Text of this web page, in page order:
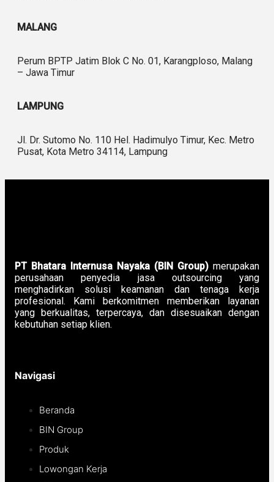
MALANG
Perum BPTP Jatim Blok C No. 01, Karangploso, Malang
– Jawa Timur
LAMPUNG
Jl. Dr. Sutomo No. 110 Hel. Hadimulyo Timur, Kec. Metro
Pusat, Kota Metro 34114, Lampung
PT Bhatara Internusa Nayaka (BIN Group) merupakan
perusahaan penyedia jasa outsourcing yang
menghadirkan solusi keamanan dan tenaga kerja
profesional. Kami berkomitmen memberikan layanan
yang berkualitas, terpercaya, dan disesuaikan dengan
kebutuhan setiap klien.
Navigasi
Beranda
BIN Group
Produk
Lowongan Kerja